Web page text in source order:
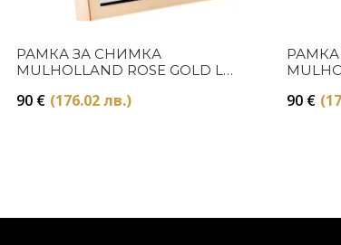
Купи
РАМКА ЗА СНИМКА
MULHOLLAND ROSE GOLD L
90 € (176.02 лв.) 90 €